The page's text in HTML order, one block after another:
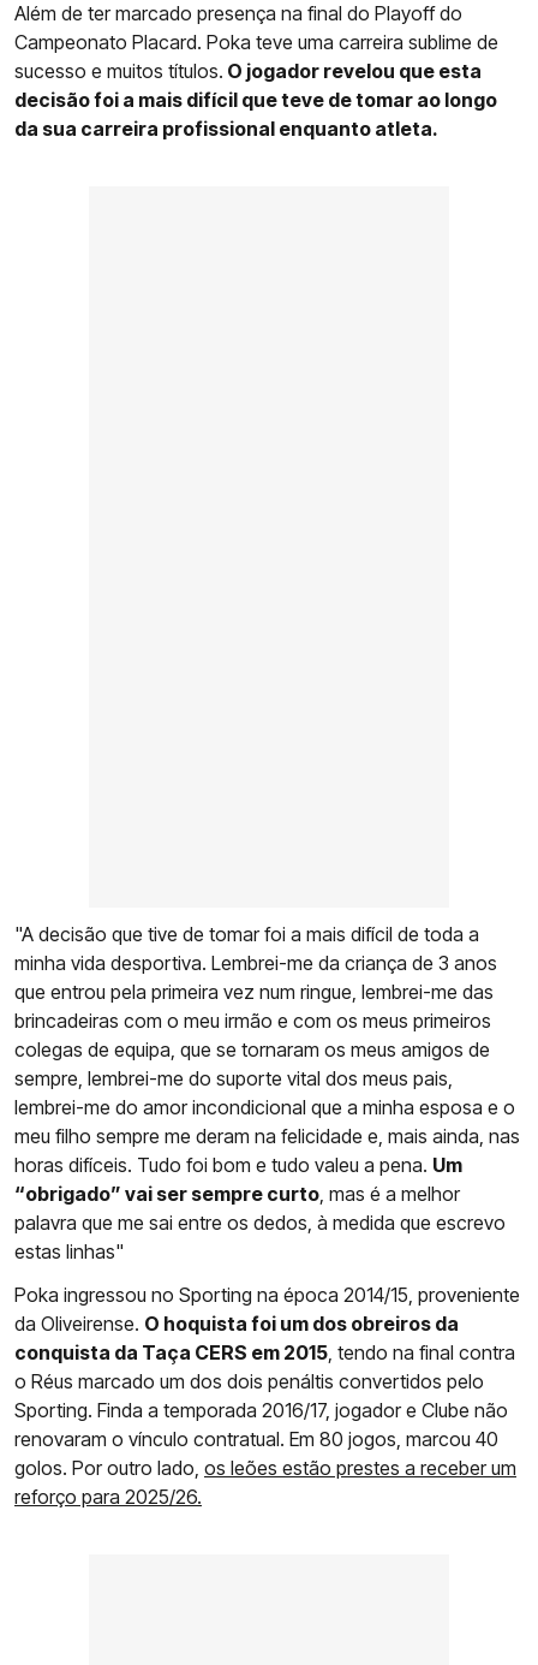
Além de ter marcado presença na final do Playoff do
Campeonato Placard. Poka teve uma carreira sublime de
sucesso e muitos títulos. O jogador revelou que esta
decisão foi a mais difícil que teve de tomar ao longo
da sua carreira profissional enquanto atleta.
"A decisão que tive de tomar foi a mais difícil de toda a
minha vida desportiva. Lembrei-me da criança de 3 anos
que entrou pela primeira vez num ringue, lembrei-me das
brincadeiras com o meu irmão e com os meus primeiros
colegas de equipa, que se tornaram os meus amigos de
sempre, lembrei-me do suporte vital dos meus pais,
lembrei-me do amor incondicional que a minha esposa e o
meu filho sempre me deram na felicidade e, mais ainda, nas
horas difíceis. Tudo foi bom e tudo valeu a pena. Um
“obrigado” vai ser sempre curto, mas é a melhor
palavra que me sai entre os dedos, à medida que escrevo
estas linhas"
Poka ingressou no Sporting na época 2014/15, proveniente
da Oliveirense. O hoquista foi um dos obreiros da
conquista da Taça CERS em 2015, tendo na final contra
o Réus marcado um dos dois penáltis convertidos pelo
Sporting. Finda a temporada 2016/17, jogador e Clube não
renovaram o vínculo contratual. Em 80 jogos, marcou 40
golos. Por outro lado, os leões estão prestes a receber um
reforço para 2025/26.